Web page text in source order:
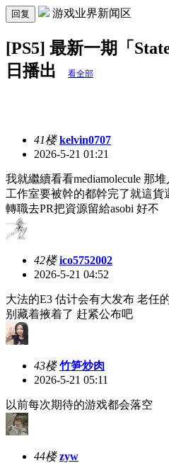
回复 游戏业界新闻区
[PS5] 最新一期「
日播出
看全部
41楼 kelvin0707
2026-5-21 01:21
我就繼續看看mediamolecule 那
工作室要被幹的都幹完了就這
轉職去PR把資源留給asobi 好不
42楼 ico5752002
2026-5-21 04:52
大法的E3 估计会有大发布 老任
别藏着掖着了 赶紧公布吧
43楼 竹笋炒肉
2026-5-21 05:11
以前每次期待的游戏都会落空
44楼 zyw